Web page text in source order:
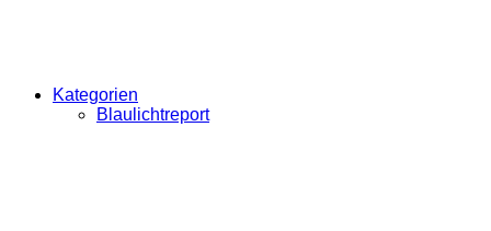
Kategorien
Blaulichtreport